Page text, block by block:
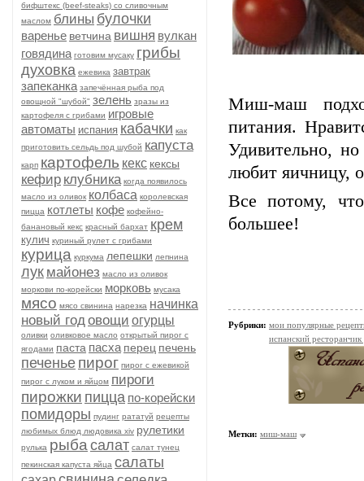
бифштекс (beef-stеаks) со сливочным
маслом блины булочки
варенье ветчина вишня вулкан
говядина готовим мусаку грибы
духовка ежевика завтрак
запеканка запечённая рыба под
овощной "шубой" зелень зразы из
картофеля с грибами игровые
автоматы испания кабачки как
приготовить сельдь под шубой капуста
карп картофель кекс кексы
кефир клубника когда появилось
масло из оливок колбаса королевская
пицца котлеты кофе кофейно-
банановый кекс красный бархат крем
кулич куриный рулет с грибами
курица куркума лепешки лепнина
лук майонез масло из оливок
моркови по-корейски морковь мусака
мясо мясо свинина нарезка начинка
новый годовощи огурцы
оливки оливковое масло открытый пирог с
ягодами паста пасха перец печень
печенье пирог пирог с ежевикой
пирог с луком и яйцом пироги
пирожки пицца по-корейски
помидоры пудинг рататуй рецепты
любимых блюд людовика xiv рулетики
рулька рыба салат салат тунец
пекинская капуста яйца салаты
Миш-маш
питания.
Удивительно,
любит яичницу,
Все потому,
большее!
Рубрики: мои популярные
испанский
Метки: миш-маш